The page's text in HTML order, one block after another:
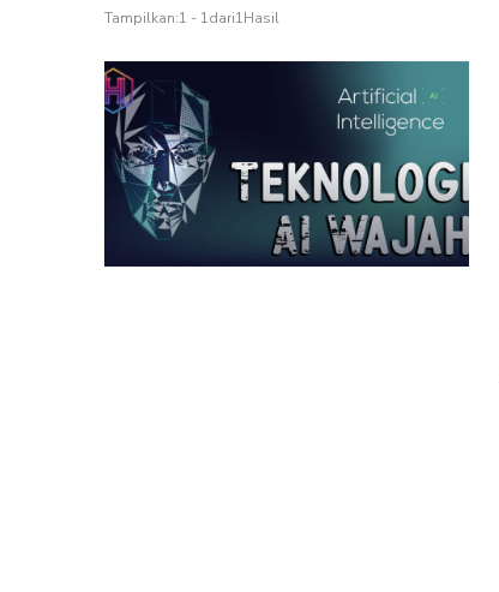
Tampilkan:1 - 1dari1Hasil